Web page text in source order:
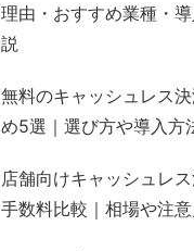
理由・おすすめ業種・
説
無料のキャッシュレス
め5選｜選び方や導入方
店舗向けキャッシュレ
手数料比較｜相場や注